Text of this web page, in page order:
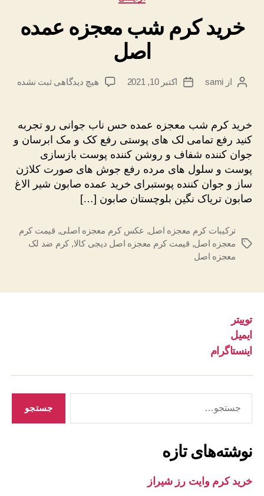
خرید کرم شب معجزه عمده
اصل
نویسندهٔ
از sami
تاریخاکتبر 10, 2021 هیچ دیدگاهیبرای
معجزه
عمده
اصل
ثبت نشده
خرید کرم شب معجزه عمده حس ناب جوانی رو تجربه
کنید رفع تمامی لک های پوستی رفع کک و مک ابرسان و
جوان کننده شفاف و روشن کننده پوست بازسازی
پوست و سلول های مرده رفع جوش های صورت کلاژن
ساز و جوان کننده پوستبرای خرید عمده صابون شیر الاغ
صابون تریاک نگین بلوچستان صابون […]
برچسب‌ها
ترکیبات کرم معجزه اصل, عکس کرم معجزه اصلی, قیمت کرم
معجزه اصل, قیمت کرم معجزه اصل دیجی کالا, کرم ضد لک
معجزه اصل
توییتر
ایمیل
اینستاگرام
نوشته‌های تازه
خرید کرم وایت رز شیراز